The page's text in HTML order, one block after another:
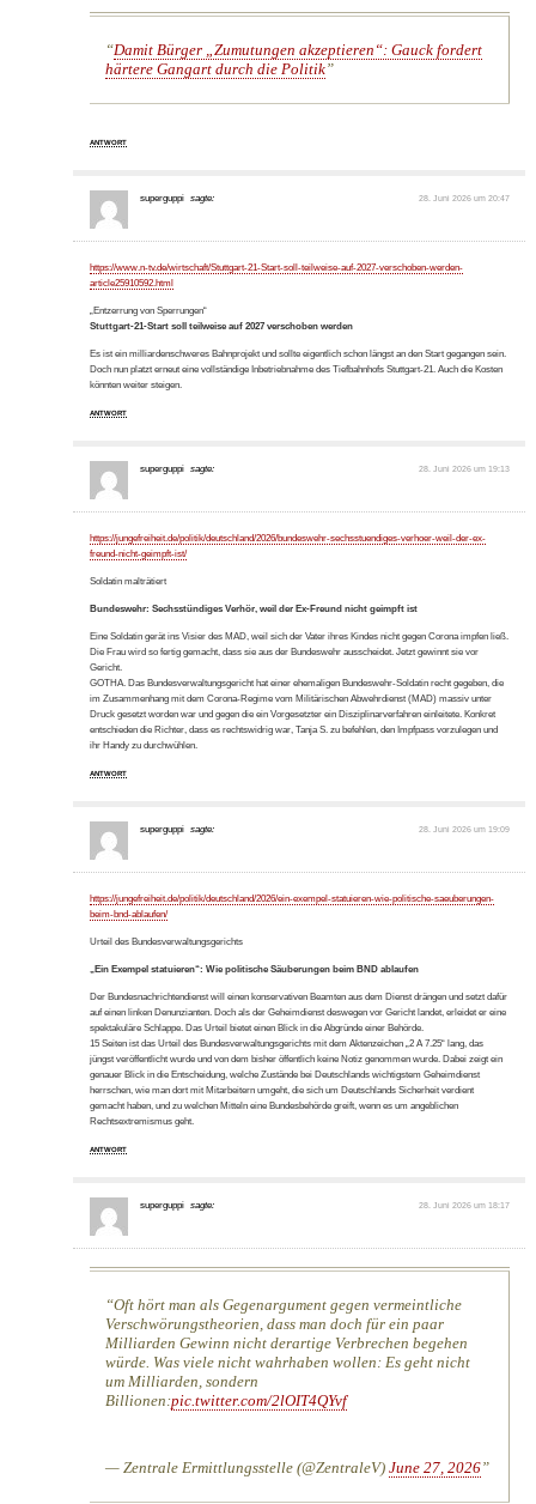
Damit Bürger „Zumutungen akzeptieren“: Gauck fordert
härtere Gangart durch die Politik
ANTWORT
superguppi sagte: 28. Juni 2026 um 20:47
https://www.n-tv.de/wirtschaft/Stuttgart-21-Start-soll-teilweise-auf-2027-verschoben-werden-
article25910592.html
„Entzerrung von Sperrungen“
Stuttgart-21-Start soll teilweise auf 2027 verschoben werden
Es ist ein milliardenschweres Bahnprojekt und sollte eigentlich schon längst an den Start gegangen sein.
Doch nun platzt erneut eine vollständige Inbetriebnahme des Tiefbahnhofs Stuttgart-21. Auch die Kosten
könnten weiter steigen.
ANTWORT
superguppi sagte: 28. Juni 2026 um 19:13
https://jungefreiheit.de/politik/deutschland/2026/bundeswehr-sechsstuendiges-verhoer-weil-der-ex-
freund-nicht-geimpft-ist/
Soldatin malträtiert
Bundeswehr: Sechsstündiges Verhör, weil der Ex-Freund nicht geimpft ist
Eine Soldatin gerät ins Visier des MAD, weil sich der Vater ihres Kindes nicht gegen Corona impfen ließ.
Die Frau wird so fertig gemacht, dass sie aus der Bundeswehr ausscheidet. Jetzt gewinnt sie vor
Gericht.
GOTHA. Das Bundesverwaltungsgericht hat einer ehemaligen Bundeswehr-Soldatin recht gegeben, die
im Zusammenhang mit dem Corona-Regime vom Militärischen Abwehrdienst (MAD) massiv unter
Druck gesetzt worden war und gegen die ein Vorgesetzter ein Disziplinarverfahren einleitete. Konkret
entschieden die Richter, dass es rechtswidrig war, Tanja S. zu befehlen, den Impfpass vorzulegen und
ihr Handy zu durchwühlen.
ANTWORT
superguppi sagte: 28. Juni 2026 um 19:09
https://jungefreiheit.de/politik/deutschland/2026/ein-exempel-statuieren-wie-politische-saeuberungen-
beim-bnd-ablaufen/
Urteil des Bundesverwaltungsgerichts
„Ein Exempel statuieren“: Wie politische Säuberungen beim BND ablaufen
Der Bundesnachrichtendienst will einen konservativen Beamten aus dem Dienst drängen und setzt dafür
auf einen linken Denunzianten. Doch als der Geheimdienst deswegen vor Gericht landet, erleidet er eine
spektakuläre Schlappe. Das Urteil bietet einen Blick in die Abgründe einer Behörde.
15 Seiten ist das Urteil des Bundesverwaltungsgerichts mit dem Aktenzeichen „2 A 7.25“ lang, das
jüngst veröffentlicht wurde und von dem bisher öffentlich keine Notiz genommen wurde. Dabei zeigt ein
genauer Blick in die Entscheidung, welche Zustände bei Deutschlands wichtigstem Geheimdienst
herrschen, wie man dort mit Mitarbeitern umgeht, die sich um Deutschlands Sicherheit verdient
gemacht haben, und zu welchen Mitteln eine Bundesbehörde greift, wenn es um angeblichen
Rechtsextremismus geht.
ANTWORT
superguppi sagte: 28. Juni 2026 um 18:17
Oft hört man als Gegenargument gegen vermeintliche
Verschwörungstheorien, dass man doch für ein paar
Milliarden Gewinn nicht derartige Verbrechen begehen
würde. Was viele nicht wahrhaben wollen: Es geht nicht
um Milliarden, sondern
Billionen:pic.twitter.com/2lOIT4QYvf
— Zentrale Ermittlungsstelle (@ZentraleV)June 27, 2026